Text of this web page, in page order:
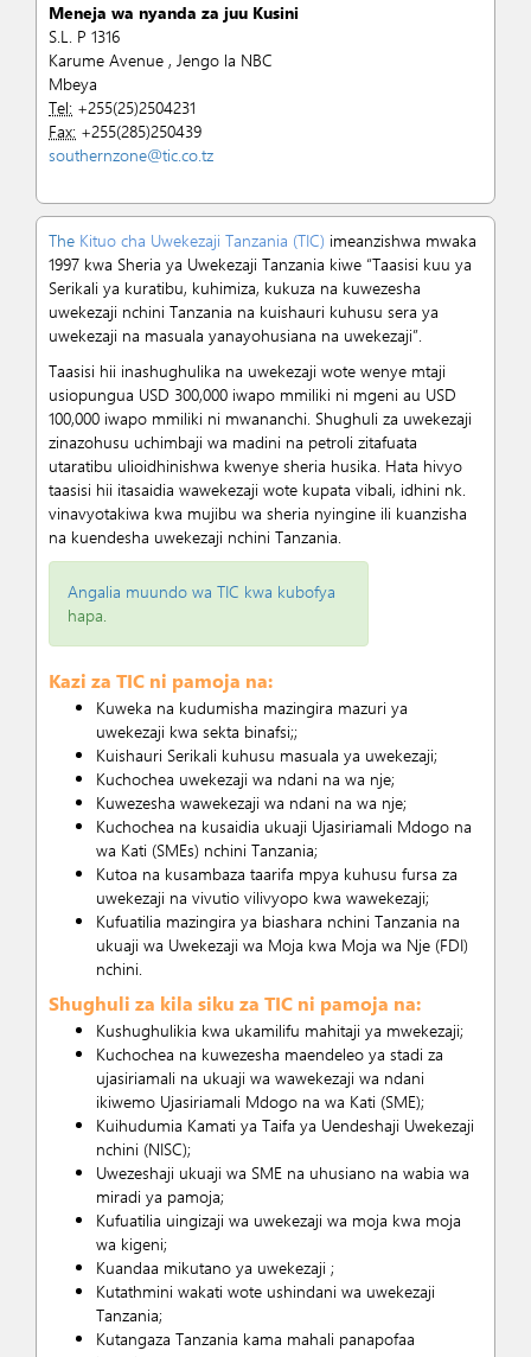
Meneja wa nyanda za juu Kusini
S.L. P 1316
Karume Avenue , Jengo la NBC
Mbeya
Tel: +255(25)2504231
Fax: +255(285)250439
southernzone@tic.co.tz
The Kituo cha Uwekezaji Tanzania (TIC) imeanzishwa mwaka
1997 kwa Sheria ya Uwekezaji Tanzania kiwe “Taasisi kuu ya
Serikali ya kuratibu, kuhimiza, kukuza na kuwezesha
uwekezaji nchini Tanzania na kuishauri kuhusu sera ya
uwekezaji na masuala yanayohusiana na uwekezaji”.
Taasisi hii inashughulika na uwekezaji wote wenye mtaji
usiopungua USD 300,000 iwapo mmiliki ni mgeni au USD
100,000 iwapo mmiliki ni mwananchi. Shughuli za uwekezaji
zinazohusu uchimbaji wa madini na petroli zitafuata
utaratibu ulioidhinishwa kwenye sheria husika. Hata hivyo
taasisi hii itasaidia wawekezaji wote kupata vibali, idhini nk.
vinavyotakiwa kwa mujibu wa sheria nyingine ili kuanzisha
na kuendesha uwekezaji nchini Tanzania.
Angalia muundo wa TIC kwa kubofya
hapa.
Kazi za TIC ni pamoja na:
Kuweka na kudumisha mazingira mazuri ya
uwekezaji kwa sekta binafsi;;
Kuishauri Serikali kuhusu masuala ya uwekezaji;
Kuchochea uwekezaji wa ndani na wa nje;
Kuwezesha wawekezaji wa ndani na wa nje;
Kuchochea na kusaidia ukuaji Ujasiriamali Mdogo na
wa Kati (SMEs) nchini Tanzania;
Kutoa na kusambaza taarifa mpya kuhusu fursa za
uwekezaji na vivutio vilivyopo kwa wawekezaji;
Kufuatilia mazingira ya biashara nchini Tanzania na
ukuaji wa Uwekezaji wa Moja kwa Moja wa Nje (FDI)
nchini.
Shughuli za kila siku za TIC ni pamoja na:
Kushughulikia kwa ukamilifu mahitaji ya mwekezaji;
Kuchochea na kuwezesha maendeleo ya stadi za
ujasiriamali na ukuaji wa wawekezaji wa ndani
ikiwemo Ujasiriamali Mdogo na wa Kati (SME);
Kuihudumia Kamati ya Taifa ya Uendeshaji Uwekezaji
nchini (NISC);
Uwezeshaji ukuaji wa SME na uhusiano na wabia wa
miradi ya pamoja;
Kufuatilia uingizaji wa uwekezaji wa moja kwa moja
wa kigeni;
Kuandaa mikutano ya uwekezaji ;
Kutathmini wakati wote ushindani wa uwekezaji
Tanzania;
Kutangaza Tanzania kama mahali panapofaa